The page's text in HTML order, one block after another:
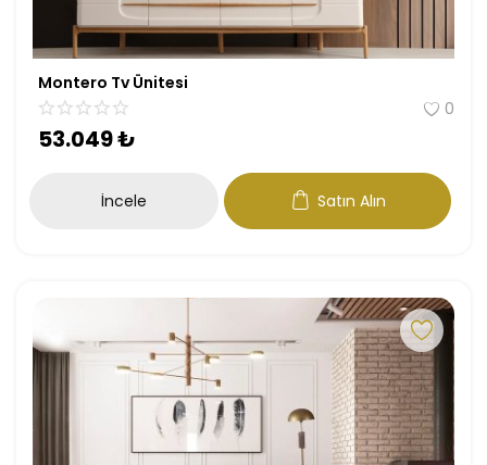
Montero Tv Ünitesi
0
53.049₺
İncele Satın Alın